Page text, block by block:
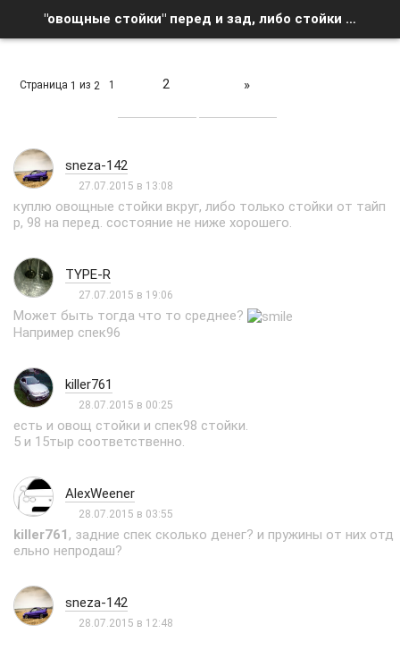
"овощные стойки" перед и зад, либо стойки type r, 98- перед - Список форумов
Страница 1 из 2 1 2 »
sneza-142
27.07.2015 в 13:08
куплю овощные стойки вкруг, либо только стойки от тайп
р, 98 на перед. состояние не ниже хорошего.
TYPE-R
27.07.2015 в 19:06
Может быть тогда что то среднее?
Например спек96
killer761
28.07.2015 в 00:25
есть и овощ стойки и спек98 стойки.
5 и 15тыр соответственно.
AlexWeener
28.07.2015 в 03:55
killer761, задние спек сколько денег? и пружины от них отд
ельно непродаш?
sneza-142
28.07.2015 в 12:48